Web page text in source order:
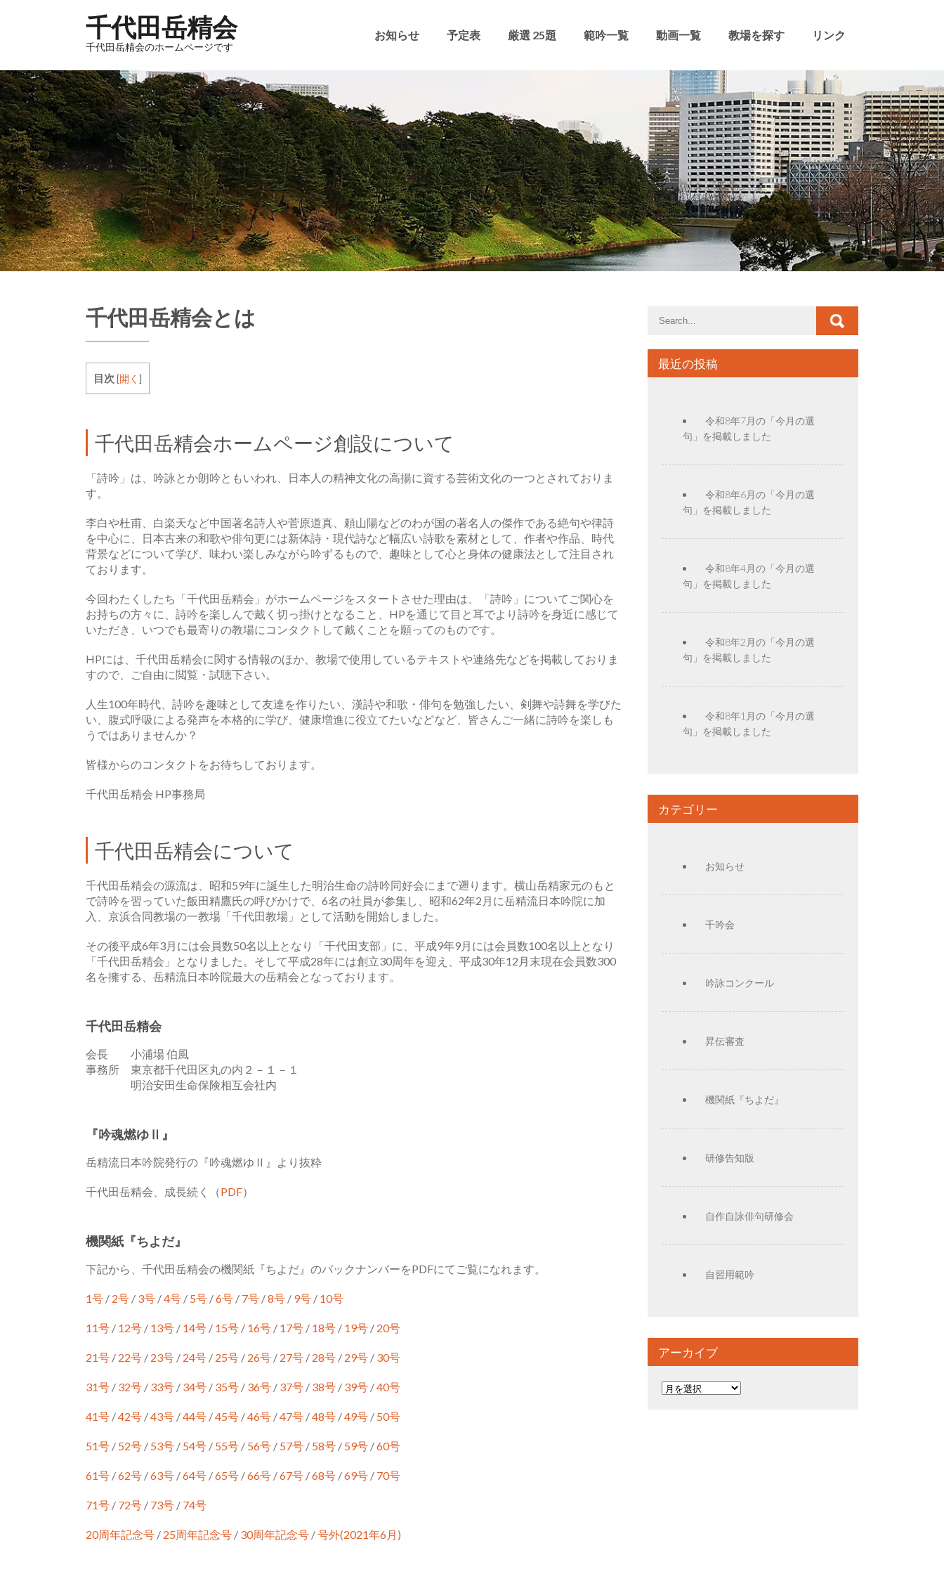
千代田岳精会
千代田岳精会のホームページです
お知らせ 予定表 厳選 25題 範吟一覧 動画一覧 教場を探す リンク
千代田岳精会とは
目次 [開く ]
千代田岳精会ホームページ創設について
「詩吟」は、吟詠とか朗吟ともいわれ、日本人の精神文化の高揚に資する芸術文化の一つとされておりま
す。
李白や杜甫、白楽天など中国著名詩人や菅原道真、頼山陽などのわが国の著名人の傑作である絶句や律詩
を中心に、日本古来の和歌や俳句更には新体詩・現代詩など幅広い詩歌を素材として、作者や作品、時代
背景などについて学び、味わい楽しみながら吟ずるもので、趣味として心と身体の健康法として注目され
ております。
今回わたくしたち「千代田岳精会」がホームページをスタートさせた理由は、「詩吟」についてご関心を
お持ちの方々に、詩吟を楽しんで戴く切っ掛けとなること、HPを通じて目と耳でより詩吟を身近に感じて
いただき、いつでも最寄りの教場にコンタクトして戴くことを願ってのものです。
HPには、千代田岳精会に関する情報のほか、教場で使用しているテキストや連絡先などを掲載しておりま
すので、ご自由に閲覧・試聴下さい。
人生100年時代、詩吟を趣味として友達を作りたい、漢詩や和歌・俳句を勉強したい、剣舞や詩舞を学びた
い、腹式呼吸による発声を本格的に学び、健康増進に役立てたいなどなど、皆さんご一緒に詩吟を楽しも
うではありませんか？
皆様からのコンタクトをお待ちしております。
千代田岳精会 HP事務局
千代田岳精会について
千代田岳精会の源流は、昭和59年に誕生した明治生命の詩吟同好会にまで遡ります。横山岳精家元のもと
で詩吟を習っていた飯田精鷹氏の呼びかけで、6名の社員が参集し、昭和62年2月に岳精流日本吟院に加
入、京浜合同教場の一教場「千代田教場」として活動を開始しました。
その後平成6年3月には会員数50名以上となり「千代田支部」に、平成9年9月には会員数100名以上となり
「千代田岳精会」となりました。そして平成28年には創立30周年を迎え、平成30年12月末現在会員数300
名を擁する、岳精流日本吟院最大の岳精会となっております。
千代田岳精会
会長 小浦場 伯風
事務所 東京都千代田区丸の内２－１－１
明治安田生命保険相互会社内
『吟魂燃ゆⅡ』
岳精流日本吟院発行の『吟魂燃ゆⅡ』より抜粋
千代田岳精会、成長続く（PDF）
機関紙『ちよだ』
下記から、千代田岳精会の機関紙『ちよだ』のバックナンバーをPDFにてご覧になれます。
1号 / 2号 / 3号 /4号 / 5号 /6号 / 7号 /8号 / 9号 / 10号
11号 / 12号 / 13号 / 14号 / 15号 / 16号 / 17号 / 18号 / 19号 / 20号
21号 / 22号 / 23号 / 24号 / 25号 / 26号 / 27号 / 28号 / 29号 / 30号
31号 / 32号 / 33号 / 34号 / 35号 / 36号 / 37号 / 38号 / 39号 /40号
41号 /42号 /43号 /44号 /45号 /46号 /47号 /48号 /49号 / 50号
51号 / 52号 / 53号 / 54号 / 55号 / 56号 / 57号 / 58号 / 59号 /60号
61号 /62号 /63号 /64号 /65号 /66号 /67号 /68号 /69号 / 70号
71号 / 72号 / 73号 / 74号
20周年記念号 / 25周年記念号 / 30周年記念号 /号外(2021年6月)
最近の投稿
令和8年7月の「今月の選
句」を掲載しました
令和8年6月の「今月の選
句」を掲載しました
令和8年4月の「今月の選
句」を掲載しました
令和8年2月の「今月の選
句」を掲載しました
令和8年1月の「今月の選
句」を掲載しました
カテゴリー
お知らせ
千吟会
吟詠コンクール
昇伝審査
機関紙『ちよだ』
研修告知版
自作自詠俳句研修会
自習用範吟
アーカイブ
ア